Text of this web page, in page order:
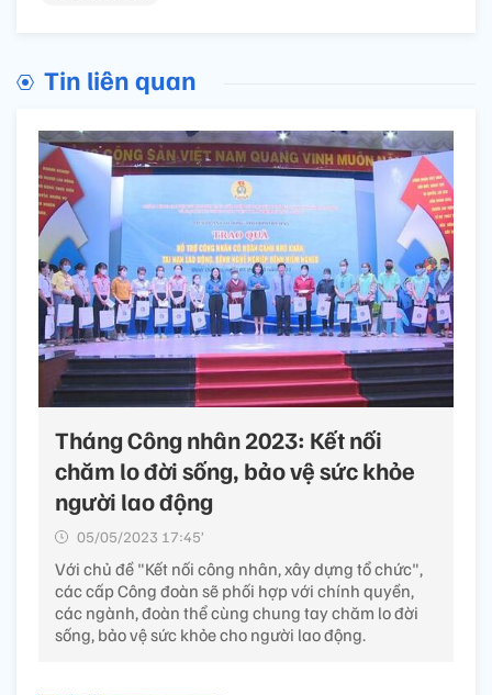
Tin liên quan
Tháng Công nhân 2023: Kết nối
chăm lo đời sống, bảo vệ sức khỏe
người lao động
05/05/2023 17:45’
Với chủ đề "Kết nối công nhân, xây dựng tổ chức",
các cấp Công đoàn sẽ phối hợp với chính quyền,
các ngành, đoàn thể cùng chung tay chăm lo đời
sống, bảo vệ sức khỏe cho người lao động.